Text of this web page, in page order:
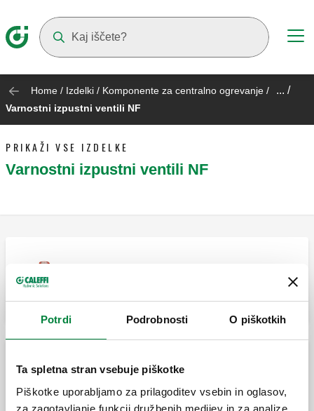
Potrdi Podrobnosti O piškotkih
Ta spletna stran vsebuje piškotke
Piškotke uporabljamo za prilagoditev vsebin in oglasov,
za zagotavljanje funkcij družbenih medijev in za analize
Home / Izdelki / Komponente za centralno ogrevanje / ... /
Varnostni izpustni ventili NF
PRIKAŽI VSE IZDELKE
Varnostni izpustni ventili NF
Varnostni izpustni ventil. Priključek z